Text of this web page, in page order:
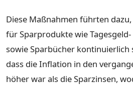
Diese Maßnahmen führten
für Sparprodukte wie
sowie Sparbücher kontinuierlich
dass die Inflation in den
höher war als die Sparzinsen,